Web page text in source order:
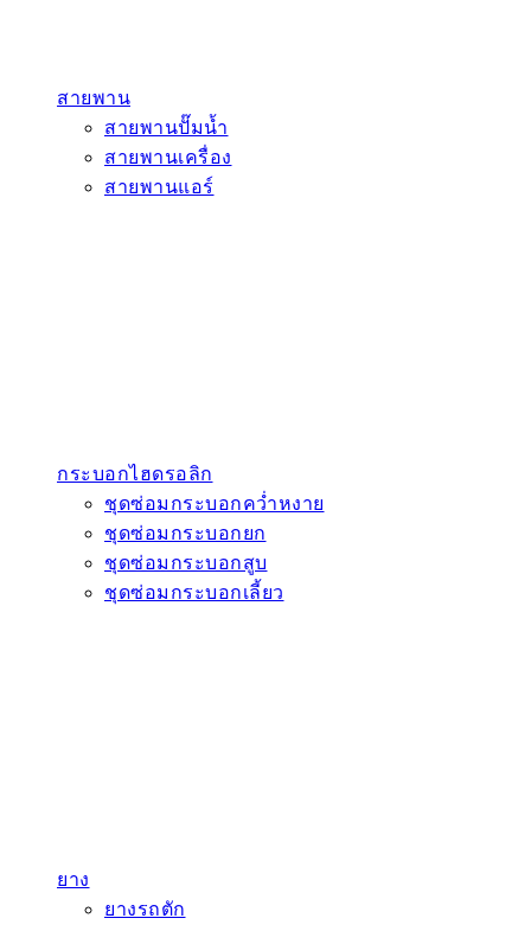
สายพาน
สายพานปั๊มน้ำ
สายพานเครื่อง
สายพานแอร์
กระบอกไฮดรอลิก
ชุดซ่อมกระบอกคว่ำหงาย
ชุดซ่อมกระบอกยก
ชุดซ่อมกระบอกสูบ
ชุดซ่อมกระบอกเลี้ยว
ยาง
ยางรถตัก